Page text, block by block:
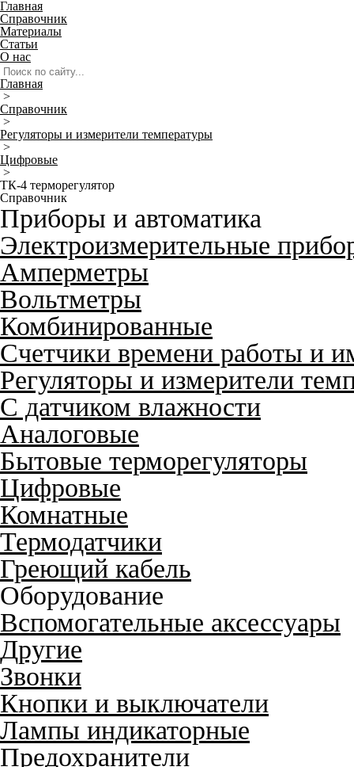
Главная
Справочник
Материалы
Статьи
О нас
Главная
>
Справочник
>
Регуляторы и измерители температуры
>
Цифровые
>
ТК-4 терморегулятор
Справочник
Приборы и автоматика
Электроизмерительные
Амперметры
Вольтметры
Комбинированные
Счетчики времени работы и
Регуляторы и измерители
С датчиком влажности
Аналоговые
Бытовые терморегуляторы
Цифровые
Комнатные
Термодатчики
Греющий кабель
Оборудование
Вспомогательные аксессуары
Другие
Звонки
Кнопки и выключатели
Лампы индикаторные
Предохранители